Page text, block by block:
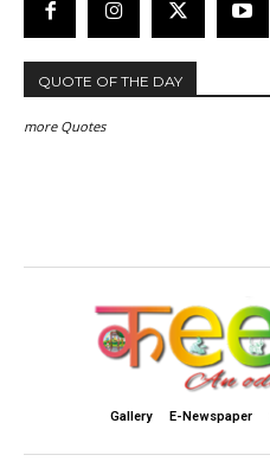
QUOTE OF THE DAY
more Quotes
Gallery E-Newspaper